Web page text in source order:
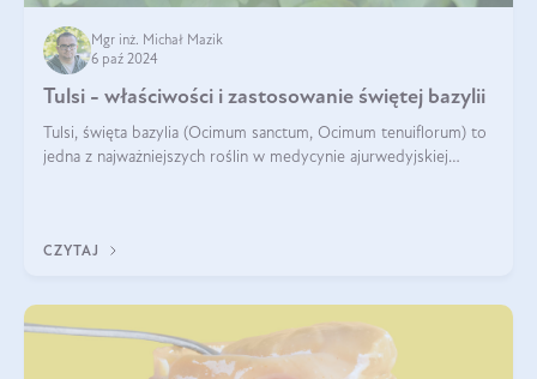
Mgr inż. Michał Mazik
6 paź 2024
Tulsi - właściwości i zastosowanie świętej bazylii
Tulsi, święta bazylia (Ocimum sanctum, Ocimum tenuiflorum) to
jedna z najważniejszych roślin w medycynie ajurwedyjskiej
CZYTAJ